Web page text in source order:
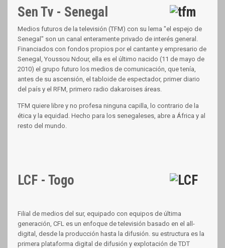
Sen Tv - Senegal
Medios futuros de la televisión (TFM) con su lema "el espejo de
Senegal" son un canal enteramente privado de interés general.
Financiados con fondos propios por el cantante y empresario de
Senegal, Youssou Ndour, ella es el último nacido (11 de mayo de
2010) el grupo futuro los medios de comunicación, que tenía,
antes de su ascensión, el tabloide de espectador, primer diario
del país y el RFM, primero radio dakaroises áreas.
TFM quiere libre y no profesa ninguna capilla, lo contrario de la
ética y la equidad. Hecho para los senegaleses, abre a África y al
resto del mundo.
LCF - Togo
Filial de medios del sur, equipado con equipos de última
generación, CFL es un enfoque de televisión basado en el all-
digital, desde la producción hasta la difusión. su estructura es la
primera plataforma digital de difusión y explotación de TDT